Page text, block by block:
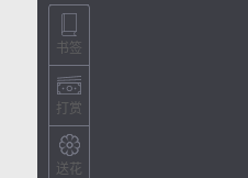
书签
打赏
送花